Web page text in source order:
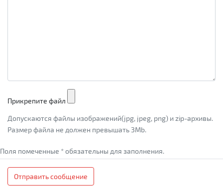
Прикрепите файл
Допускаются файлы изображений(jpg, jpeg, png) и zip-архивы.
Размер файла не должен превышать 3Mb.
Поля помеченные * обязательны для заполнения.
Отправить сообщение